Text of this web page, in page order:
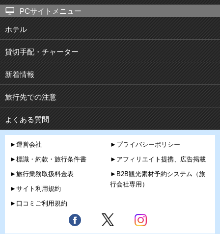
PCサイトメニュー
ホテル
貸切手配・チャーター
新着情報
旅行先での注意
よくある質問
►運営会社
►標識・約款・旅行条件書
►旅行業務取扱料金表
►サイト利用規約
►口コミご利用規約
►プライバシーポリシー
►アフィリエイト提携、広告掲載
►B2B観光素材予約システム（旅
行会社専用）